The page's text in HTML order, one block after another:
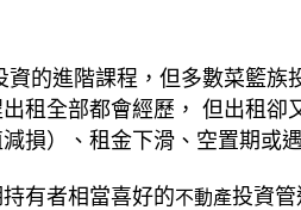
的進階課程，但多數菜籃
租全部都會經歷， 但出租
損）、租金下滑、空置期或
有者相當喜好的不動產投資管